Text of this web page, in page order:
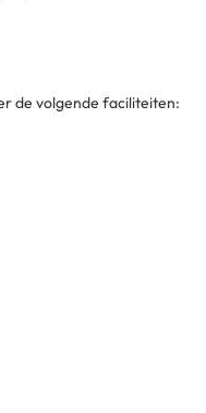
de volgende faciliteiten: